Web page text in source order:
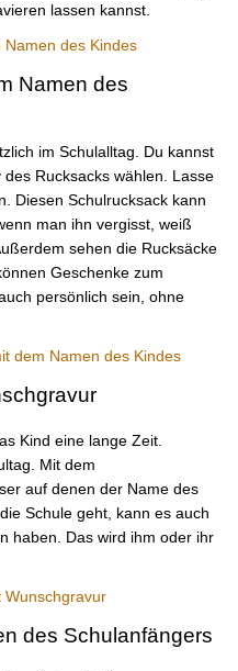
lassen kannst.
Namen des Kindes
Namen des
im Schulalltag. Du kannst
Rucksacks wählen. Lasse
Diesen Schulrucksack kann
man ihn vergisst, weiß
sehen die Rucksäcke
Geschenke zum
persönlich sein, ohne
dem Namen des Kindes
Kind eine lange Zeit.
Mit dem
auf denen der Name des
Schule geht, kann es auch
haben. Das wird ihm oder ihr
Wunschgravur
des Schulanfängers